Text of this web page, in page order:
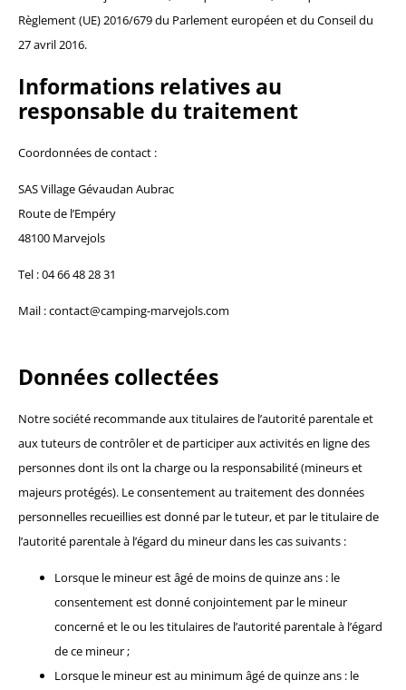
Règlement (UE) 2016/679 du Parlement européen et du Conseil du
27 avril 2016.
Informations relatives au
responsable du traitement
Coordonnées de contact :
SAS Village Gévaudan Aubrac
Route de l’Empéry
48100 Marvejols
Tel : 04 66 48 28 31
Mail : contact@camping-marvejols.com
Données collectées
Notre société recommande aux titulaires de l’autorité parentale et
aux tuteurs de contrôler et de participer aux activités en ligne des
personnes dont ils ont la charge ou la responsabilité (mineurs et
majeurs protégés). Le consentement au traitement des données
personnelles recueillies est donné par le tuteur, et par le titulaire de
l’autorité parentale à l’égard du mineur dans les cas suivants :
Lorsque le mineur est âgé de moins de quinze ans : le
consentement est donné conjointement par le mineur
concerné et le ou les titulaires de l’autorité parentale à l’égard
de ce mineur ;
Lorsque le mineur est au minimum âgé de quinze ans : le